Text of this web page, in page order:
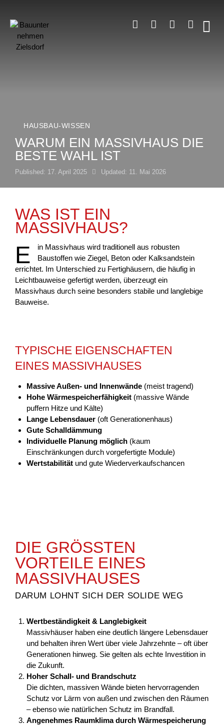
HAUSBAU-WISSEN
WARUM EIN MASSIVHAUS DIE
BESTE WAHL IST
Published: 17. April 2025 Updated: 11. Mai 2026
WAS IST EIN
MASSIVHAUS?
Ein Massivhaus wird traditionell aus robusten
Baustoffen wie Ziegel, Beton oder Kalksandstein
errichtet. Im Unterschied zu Fertighäusern, die häufig in
Leichtbauweise gefertigt werden, überzeugt ein
Massivhaus durch seine besonders stabile und langlebige
Bauweise.
TYPISCHE EIGENSCHAFTEN
EINES MASSIVHAUSES
Massive Außen- und Innenwände(meist tragend)
Hohe Wärmespeicherfähigkeit(massive Wände
puffern Hitze und Kälte)
Lange Lebensdauer(oft Generationenhaus)
Gute Schalldämmung
Individuelle Planung möglich(kaum
Einschränkungen durch vorgefertigte Module)
Wertstabilitätund gute Wiederverkaufschancen
DIE GRÖSSTEN
VORTEILE EINES
MASSIVHAUSES
DARUM LOHNT SICH DER SOLIDE WEG
Wertbeständigkeit & Langlebigkeit
Massivhäuser haben eine deutlich längere Lebensdauer
und behalten ihren Wert über viele Jahrzehnte – oft über
Generationen hinweg. Sie gelten als echte Investition in
die Zukunft.
Hoher Schall- und Brandschutz
Die dichten, massiven Wände bieten hervorragenden
Schutz vor Lärm von außen und zwischen den Räumen
– ebenso wie natürlichen Schutz im Brandfall.
Angenehmes Raumklima durch Wärmespeicherung